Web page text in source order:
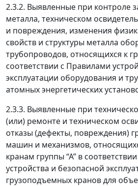
2.3.2. Выявленные при контроле
металла, техническом
и повреждения, изменения
свойств и структуры металла
трубопроводов, относящихся к
соответствии с Правилами
эксплуатации оборудования и
атомных энергетических
2.3.3. Выявленные при
(или) ремонте и техническом
отказы (дефекты, повреждения)
машин и механизмов,
кранам группы “А” в
устройства и безопасной
грузоподъемных кранов для